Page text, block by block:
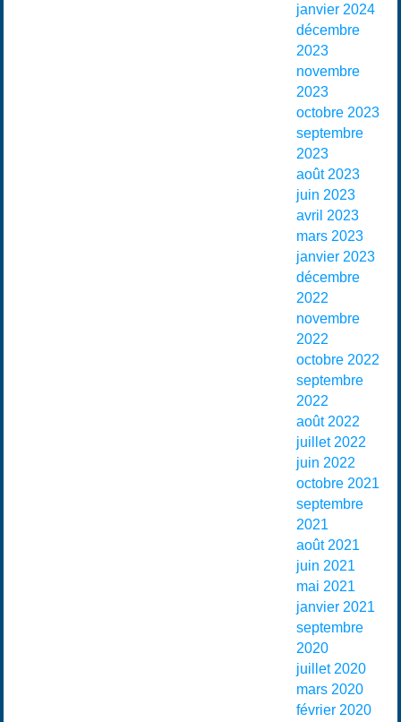
janvier 2024
décembre
2023
novembre
2023
octobre 2023
septembre
2023
août 2023
juin 2023
avril 2023
mars 2023
janvier 2023
décembre
2022
novembre
2022
octobre 2022
septembre
2022
août 2022
juillet 2022
juin 2022
octobre 2021
septembre
2021
août 2021
juin 2021
mai 2021
janvier 2021
septembre
2020
juillet 2020
mars 2020
février 2020